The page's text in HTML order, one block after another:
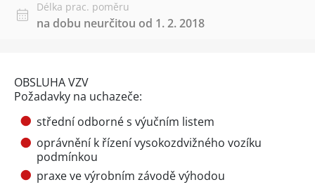
Délka prac. poměru
na dobu neurčitou od 1. 2. 2018
OBSLUHA VZV
Požadavky na uchazeče:
střední odborné s výučním listem
oprávnění k řízení vysokozdvižného vozíku
podmínkou
praxe ve výrobním závodě výhodou